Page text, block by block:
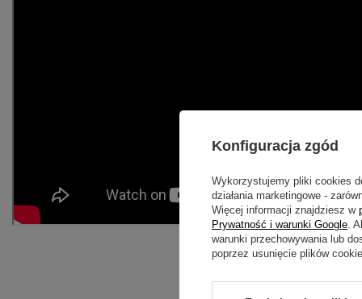
Konfiguracja zgód
Wykorzystujemy pliki cookies
działania marketingowe -
Więcej informacji znajdziesz w
Prywatność i warunki Google.
warunki przechowywania lub
poprzez usunięcie plików